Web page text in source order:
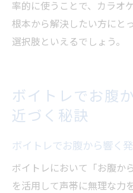
率的に使うことで、カラオ
根本から解決したい方にと
選択肢といえるでしょう。
ボイトレでお腹
近づく秘訣
ボイトレでお腹から響く
ボイトレにおいて「お腹か
を活用して声帯に無理な力